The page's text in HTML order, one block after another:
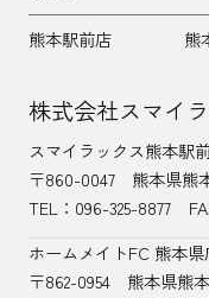
熊本駅前店 熊
株式会社スマイ
スマイラックス熊本駅
〒860-0047
熊本県熊
TEL： 096-325-8877
ホームメイトFC 熊本
〒862-0954
熊本県熊